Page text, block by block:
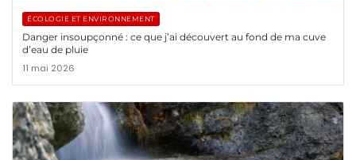
ÉCOLOGIE ET ENVIRONNEMENT
Danger insoupçonné : ce que j’ai découvert au fond de ma cuve
d’eau de pluie
11 mai 2026